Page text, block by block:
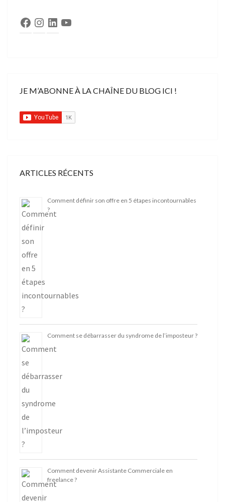
Facebook
Instagram
LinkedInYouTube
JE M’ABONNE À LA CHAÎNE DU BLOG ICI !
ARTICLES RÉCENTS
Comment définir son offre en 5 étapes incontournables
?
Comment se débarrasser du syndrome de l’imposteur ?
Comment devenir Assistante Commerciale en
freelance ?